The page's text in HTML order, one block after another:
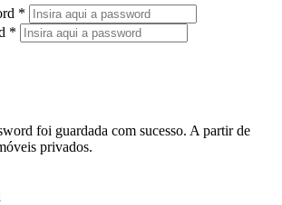
*
*
foi guardada com sucesso. A partir de
privados.